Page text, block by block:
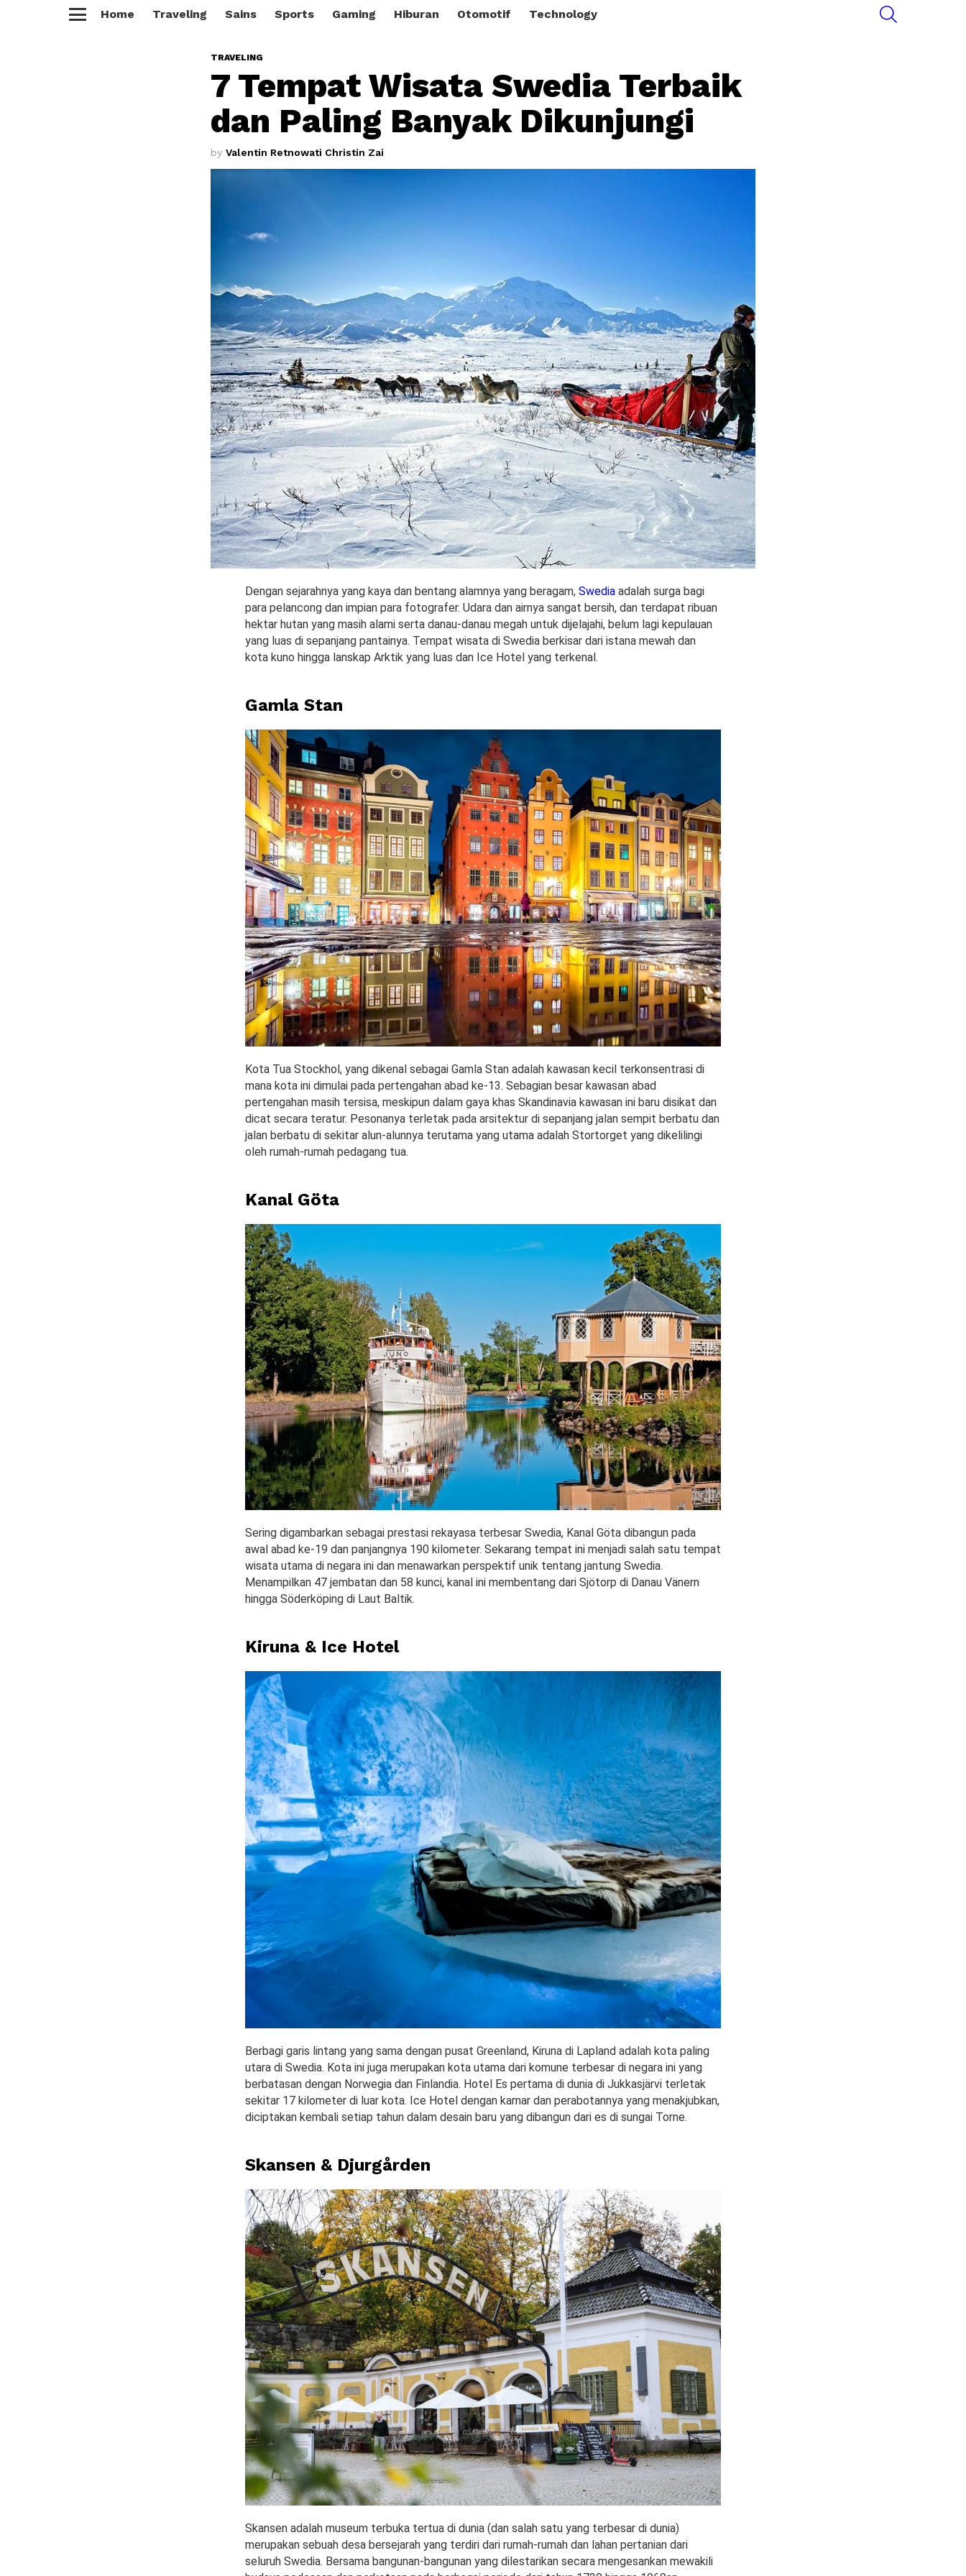
Home Traveling Sains Sports Gaming Hiburan Otomotif Technology
TRAVELING
7 Tempat Wisata Swedia Terbaik
dan Paling Banyak Dikunjungi
by Valentin Retnowati Christin Zai
Dengan sejarahnya yang kaya dan bentang alamnya yang beragam, Swedia adalah surga bagi
para pelancong dan impian para fotografer. Udara dan airnya sangat bersih, dan terdapat ribuan
hektar hutan yang masih alami serta danau-danau megah untuk dijelajahi, belum lagi kepulauan
yang luas di sepanjang pantainya. Tempat wisata di Swedia berkisar dari istana mewah dan
kota kuno hingga lanskap Arktik yang luas dan Ice Hotel yang terkenal.
Gamla Stan
Kota Tua Stockhol, yang dikenal sebagai Gamla Stan adalah kawasan kecil terkonsentrasi di
mana kota ini dimulai pada pertengahan abad ke-13. Sebagian besar kawasan abad
pertengahan masih tersisa, meskipun dalam gaya khas Skandinavia kawasan ini baru disikat dan
dicat secara teratur. Pesonanya terletak pada arsitektur di sepanjang jalan sempit berbatu dan
jalan berbatu di sekitar alun-alunnya terutama yang utama adalah Stortorget yang dikelilingi
oleh rumah-rumah pedagang tua.
Kanal Göta
Sering digambarkan sebagai prestasi rekayasa terbesar Swedia, Kanal Göta dibangun pada
awal abad ke-19 dan panjangnya 190 kilometer. Sekarang tempat ini menjadi salah satu tempat
wisata utama di negara ini dan menawarkan perspektif unik tentang jantung Swedia.
Menampilkan 47 jembatan dan 58 kunci, kanal ini membentang dari Sjötorp di Danau Vänern
hingga Söderköping di Laut Baltik.
Kiruna & Ice Hotel
Berbagi garis lintang yang sama dengan pusat Greenland, Kiruna di Lapland adalah kota paling
utara di Swedia. Kota ini juga merupakan kota utama dari komune terbesar di negara ini yang
berbatasan dengan Norwegia dan Finlandia. Hotel Es pertama di dunia di Jukkasjärvi terletak
sekitar 17 kilometer di luar kota. Ice Hotel dengan kamar dan perabotannya yang menakjubkan,
diciptakan kembali setiap tahun dalam desain baru yang dibangun dari es di sungai Torne.
Skansen & Djurgården
Skansen adalah museum terbuka tertua di dunia (dan salah satu yang terbesar di dunia)
merupakan sebuah desa bersejarah yang terdiri dari rumah-rumah dan lahan pertanian dari
seluruh Swedia. Bersama bangunan-bangunan yang dilestarikan secara mengesankan mewakili